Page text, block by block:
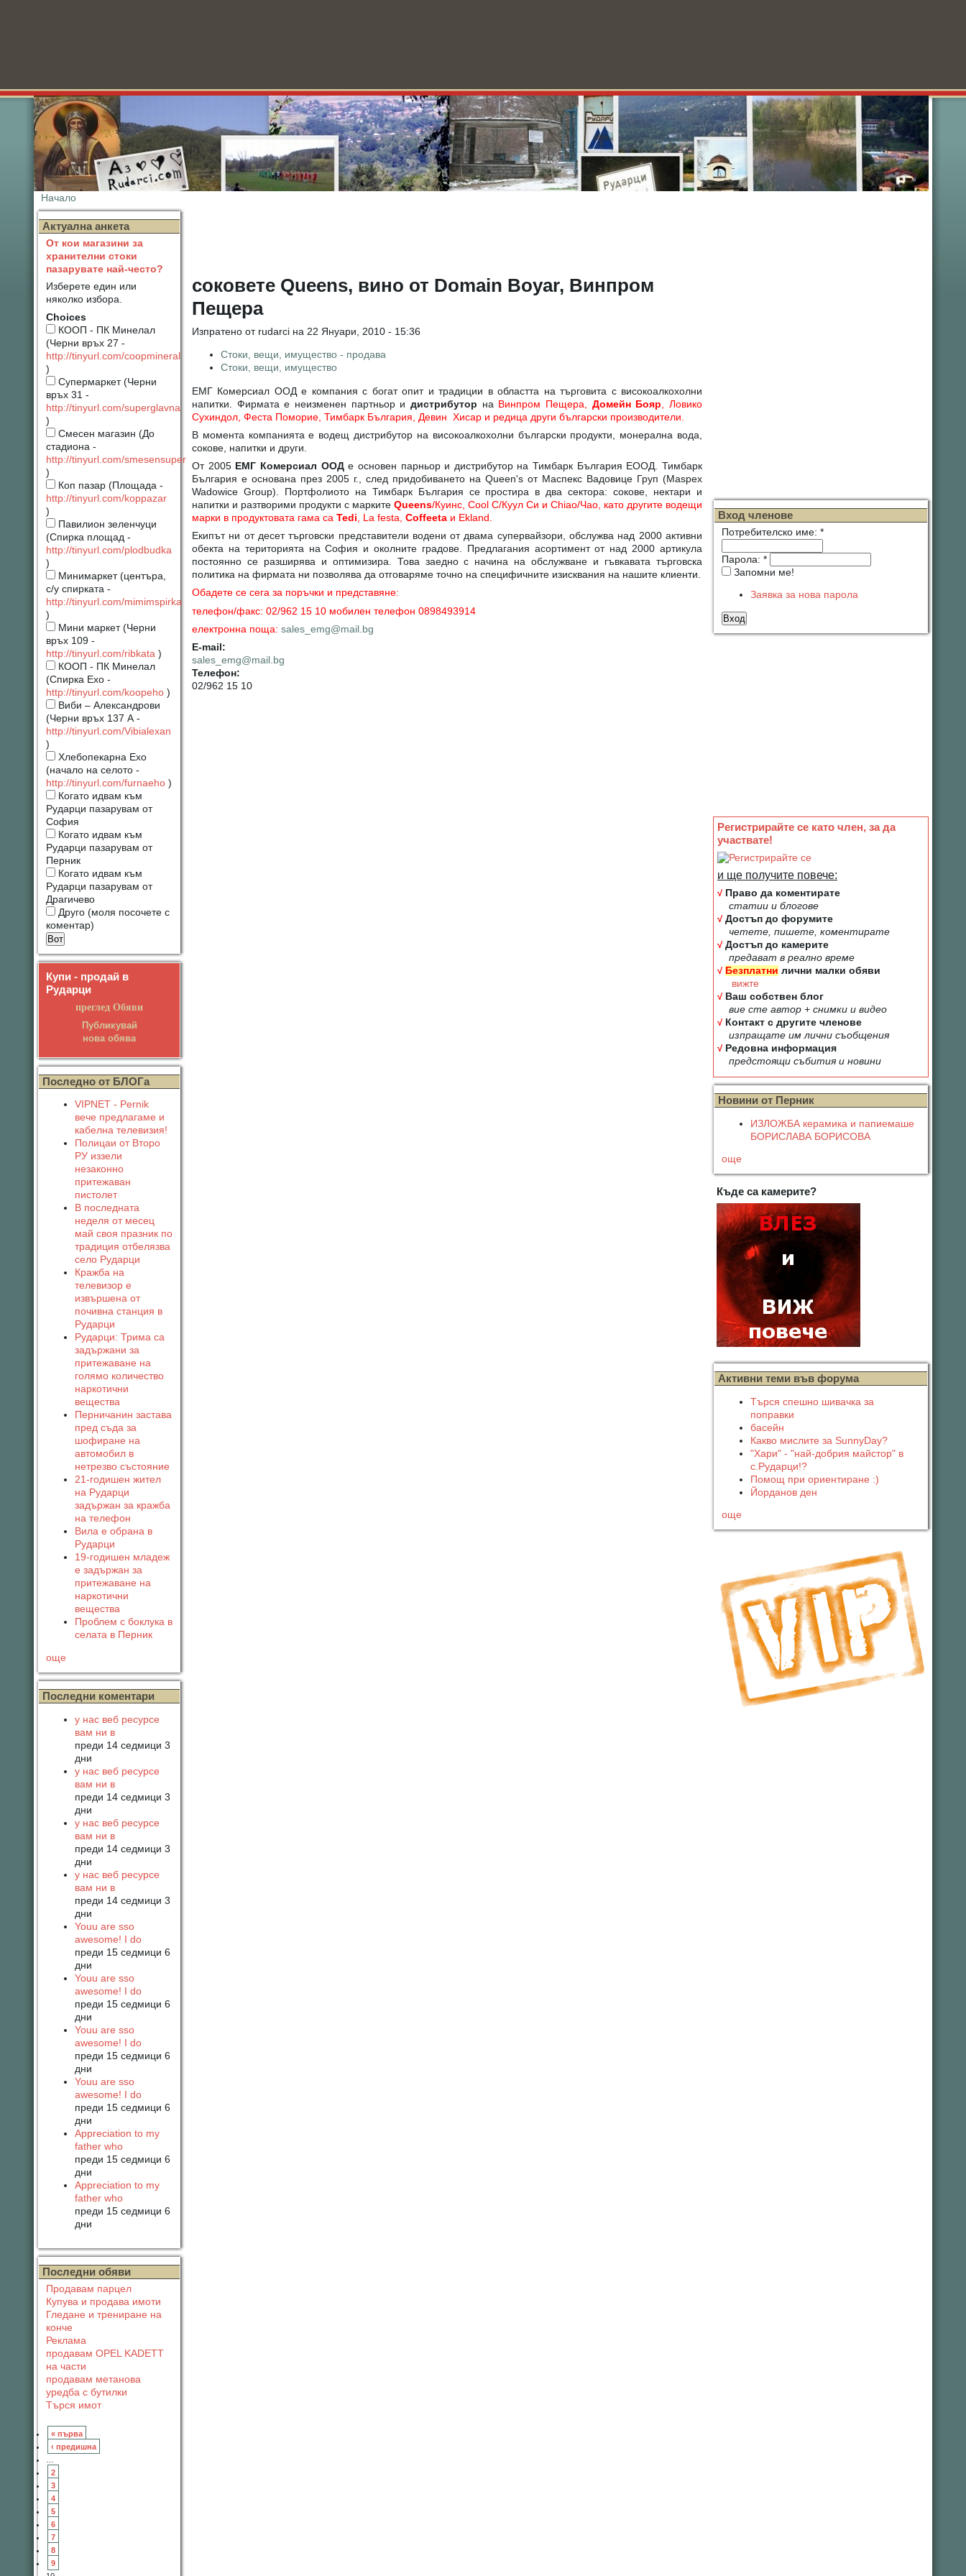
Начало
Актуална анкета
От кои магазини за
хранителни стоки
пазарувате най-често?
Изберете един или
няколко избора.
Choices
КООП - ПК Минелал
(Черни връх 27 -
http://tinyurl.com/coopmineral
)
Супермаркет (Черни
връх 31 -
http://tinyurl.com/superglavna
)
Смесен магазин (До
стадиона -
http://tinyurl.com/smesensuper
)
Коп пазар (Площада -
http://tinyurl.com/koppazar
)
Павилион зеленчуци
(Спирка площад -
http://tinyurl.com/plodbudka
)
Минимаркет (центъра,
с/у спирката -
http://tinyurl.com/mimimspirka
)
Мини маркет (Черни
връх 109 -
http://tinyurl.com/ribkata )
КООП - ПК Минелал
(Спирка Ехо -
http://tinyurl.com/koopeho )
Виби – Александрови
(Черни връх 137 А -
http://tinyurl.com/Vibialexan
)
Хлебопекарна Ехо
(начало на селото -
http://tinyurl.com/furnaeho )
Когато идвам към
Рударци пазарувам от
София
Когато идвам към
Рударци пазарувам от
Перник
Когато идвам към
Рударци пазарувам от
Драгичево
Друго (моля посочете с
коментар)
Купи - продай в
Рударци
преглед Обяви
Публикувай
нова обява
Последно от БЛОГа
VIPNET - Pernik
вече предлагаме и
кабелна телевизия!
Полицаи от Второ
РУ иззели
незаконно
притежаван
пистолет
В последната
неделя от месец
май своя празник по
традиция отбелязва
село Рударци
Кражба на
телевизор е
извършена от
почивна станция в
Рударци
Рударци: Трима са
задържани за
притежаване на
голямо количество
наркотични
вещества
Перничанин застава
пред съда за
шофиране на
автомобил в
нетрезво състояние
21-годишен жител
на Рударци
задържан за кражба
на телефон
Вила е обрана в
Рударци
19-годишен младеж
е задържан за
притежаване на
наркотични
вещества
Проблем с боклука в
селата в Перник
още
Последни коментари
у нас веб ресурсе
вам ни в
преди 14 седмици 3
дни
у нас веб ресурсе
вам ни в
преди 14 седмици 3
дни
у нас веб ресурсе
вам ни в
преди 14 седмици 3
дни
у нас веб ресурсе
вам ни в
преди 14 седмици 3
дни
Youu are sso
awesome! I do
преди 15 седмици 6
дни
Youu are sso
awesome! I do
преди 15 седмици 6
дни
Youu are sso
awesome! I do
преди 15 седмици 6
дни
Youu are sso
awesome! I do
преди 15 седмици 6
дни
Appreciation to my
father who
преди 15 седмици 6
дни
Appreciation to my
father who
преди 15 седмици 6
дни
Последни обяви
Продавам парцел
Купува и продава имоти
Гледане и трениране на
конче
Реклама
продавам OPEL KADETT
на части
продавам метанова
уредба с бутилки
Търся имот
« първа
‹ предишна
…
2
3
4
5
6
7
8
9
Вход членове
Потребителско име: *
Парола: *
Запомни ме!
Заявка за нова парола
Регистрирайте се като член, за да
участвате!
и ще получите повече:
√ Право да коментирате
статии и блогове
√ Достъп до форумите
четете, пишете, коментирате
√ Достъп до камерите
предават в реално време
√ Безплатни лични малки обяви
вижте
√ Ваш собствен блог
вие сте автор + снимки и видео
√ Контакт с другите членове
изпращате им лични съобщения
√ Редовна информация
предстоящи събития и новини
Новини от Перник
ИЗЛОЖБА керамика и папиемаше
БОРИСЛАВА БОРИСОВА
още
Къде са камерите?
Активни теми във форума
Търся спешно шивачка за
поправки
басейн
Какво мислите за SunnyDay?
"Хари" - "най-добрия майстор" в
с.Рударци!?
Помощ при ориентиране :)
Йорданов ден
още
соковете Queens, вино от Domain Boyar, Винпром
Пещера
Изпратено от rudarci на 22 Януари, 2010 - 15:36
Стоки, вещи, имущество - продава
Стоки, вещи, имущество
ЕМГ Комерсиал ООД е компания с богат опит и традиции в областта на търговита с високоалкохолни
напитки. Фирмата е неизменен партньор и дистрибутор на Винпром Пещера, Домейн Бояр , Ловико
Сухиндол, Феста Поморие, Тимбарк България, Девин Хисар и редица други български производители.
В момента компанията е водещ дистрибутор на високоалкохолни български продукти, монерална вода,
сокове, напитки и други.
От 2005 ЕМГ Комерсиал ООДе основен парньор и дистрибутор на Тимбарк България ЕООД. Тимбарк
България е основана през 2005 г., след придобиването на Queen's от Маспекс Вадовице Груп (Maspex
Wadowice Group). Портфолиото на Тимбарк България се простира в два сектора: сокове, нектари и
напитки и разтворими продукти с марките Queens/Куинс, Cool C/Куул Си и Chiao/Чао, като другите водещи
марки в продуктовата гама са Tedi , La festa, Coffeeta и Ekland.
Екипът ни от десет търговски представители водени от двама супервайзори, обслужва над 2000 активни
обекта на територията на София и околните градове. Предлагания асортимент от над 2000 артикула
постоянно се разширява и оптимизира. Това заедно с начина на обслужване и гъвкавата търговска
политика на фирмата ни позволява да отговаряме точно на специфичните изисквания на нашите клиенти.
Обадете се сега за поръчки и представяне:
телефон/факс: 02/962 15 10 мобилен телефон 0898493914
електронна поща: sales_emg@mail.bg
Е-mail:
sales_emg@mail.bg
Телефон:
02/962 15 10